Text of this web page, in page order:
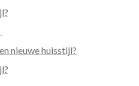
nieuwe huisstijl?